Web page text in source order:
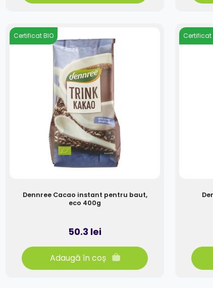
Certificat BIO
Dennree Cacao instant pentru baut,
eco 400g
50.3 lei
Adaugă în coș
Certificat